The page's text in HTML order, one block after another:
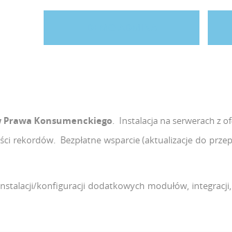
Prawa Konsumenckiego
Instalacja na serwerach z
rekordów. Bezpłatne wsparcie (aktualizacje do
konfiguracji dodatkowych modułów,